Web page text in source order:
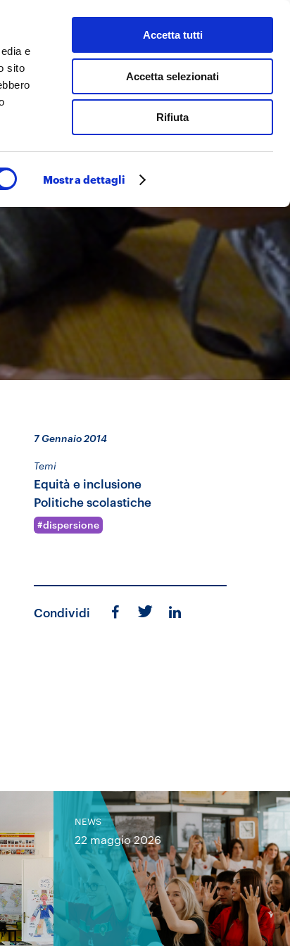
e
sito
Mostra dettagli
Accetta tutti
Accetta selezionati
Rifiuta
7 Gennaio 2014
Temi
Equità e inclusione
Politiche scolastiche
dispersione
Condividi
NEWS
22 maggio 2026